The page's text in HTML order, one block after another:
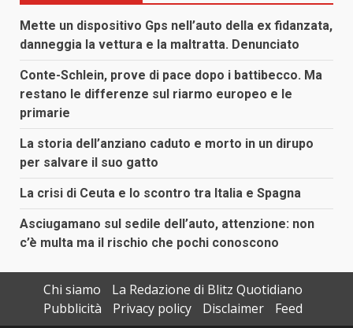
Mette un dispositivo Gps nell’auto della ex fidanzata,
danneggia la vettura e la maltratta. Denunciato
Conte-Schlein, prove di pace dopo i battibecco. Ma
restano le differenze sul riarmo europeo e le
primarie
La storia dell’anziano caduto e morto in un dirupo
per salvare il suo gatto
La crisi di Ceuta e lo scontro tra Italia e Spagna
Asciugamano sul sedile dell’auto, attenzione: non
c’è multa ma il rischio che pochi conoscono
Chi siamo
La Redazione di Blitz Quotidiano
Pubblicità
Privacy policy Disclaimer Feed